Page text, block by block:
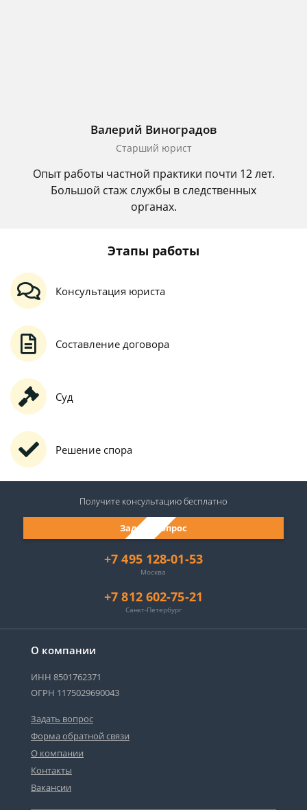
Валерий Виноградов
Старший юрист
Опыт работы частной практики почти 12 лет.
Большой стаж службы в следственных
органах.
Этапы работы
Консультация юриста
Составление договора
Суд
Решение спора
О компании
ИНН 8501762371
ОГРН 1175029690043
Задать вопрос
Форма обратной связи
О компании
Контакты
Вакансии
+7 495 128-01-53
Москва
+7 812 602-75-21
Санкт-Петербург
Задать вопрос
Получите консультациюбесплатно